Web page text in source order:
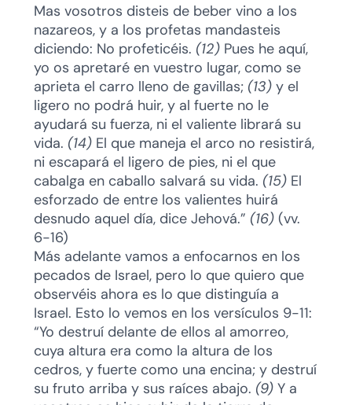
Mas vosotros disteis de beber vino a los
nazareos, y a los profetas mandasteis
diciendo: No profeticéis. (12)Pues he aquí,
yo os apretaré en vuestro lugar, como se
aprieta el carro lleno de gavillas; (13)y el
ligero no podrá huir, y al fuerte no le
ayudará su fuerza, ni el valiente librará su
vida. (14)El que maneja el arco no resistirá,
ni escapará el ligero de pies, ni el que
cabalga en caballo salvará su vida. (15)El
esforzado de entre los valientes huirá
desnudo aquel día, dice Jehová.” (16)(vv.
6-16)
Más adelante vamos a enfocarnos en los
pecados de Israel, pero lo que quiero que
observéis ahora es lo que distinguía a
Israel. Esto lo vemos en los versículos 9-11:
“Yo destruí delante de ellos al amorreo,
cuya altura era como la altura de los
cedros, y fuerte como una encina; y destruí
su fruto arriba y sus raíces abajo. (9)Y a